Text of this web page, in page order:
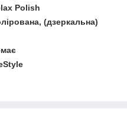
Polish
(дзеркальна)